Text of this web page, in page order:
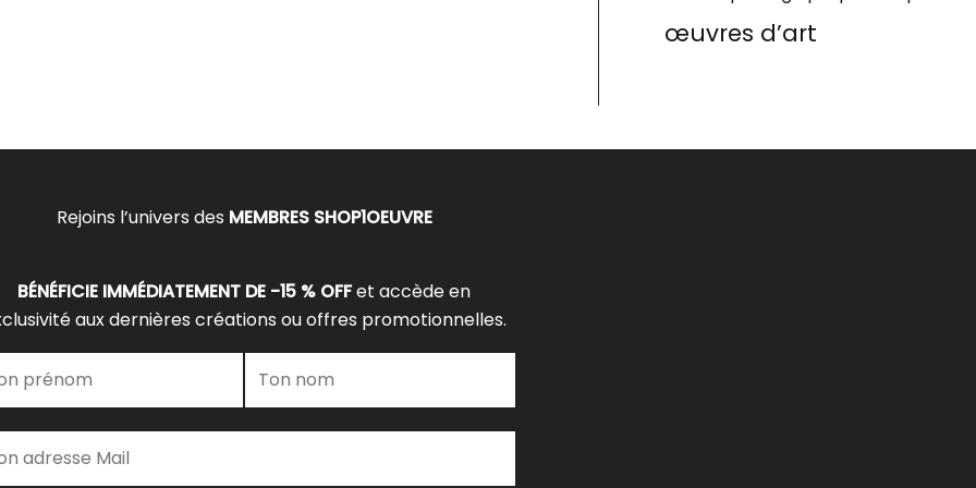
œuvres d’art
Rejoins l’univers des MEMBRES SHOP1OEUVRE
BÉNÉFICIE IMMÉDIATEMENT DE -15 % OFFet accède en
aux dernières créations ou offres promotionnelles.